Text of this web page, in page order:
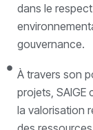
dans le
gouvernance.
À travers son
projets, SAIGE
la valorisation